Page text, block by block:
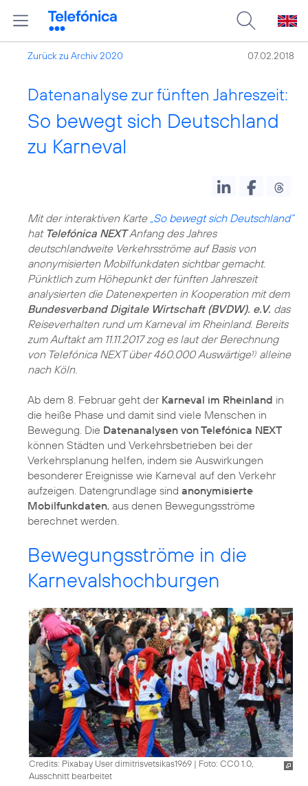
Zurück zu Archiv 2020 07.02.2018
Datenanalyse zur fünften Jahreszeit:
So bewegt sich Deutschland
zu Karneval
Mit der interaktiven Karte „So bewegt sich Deutschland“
hat Telefónica NEXTAnfang des Jahres
deutschlandweite Verkehrsströme auf Basis von
anonymisierten Mobilfunkdaten sichtbar gemacht.
Pünktlich zum Höhepunkt der fünften Jahreszeit
analysierten die Datenexperten in Kooperation mit dem
Bundesverband Digitale Wirtschaft (BVDW). e.V. das
Reiseverhalten rund um Karneval im Rheinland. Bereits
zum Auftakt am 11.11.2017 zog es laut der Berechnung
von Telefónica NEXT über 460.000 Auswärtige1) alleine
nach Köln.
Ab dem 8. Februar geht der Karneval im Rheinland in
die heiße Phase und damit sind viele Menschen in
Bewegung. Die Datenanalysen von Telefónica NEXT
können Städten und Verkehrsbetrieben bei der
Verkehrsplanung helfen, indem sie Auswirkungen
besonderer Ereignisse wie Karneval auf den Verkehr
aufzeigen. Datengrundlage sind anonymisierte
Mobilfunkdaten, aus denen Bewegungsströme
berechnet werden.
Bewegungsströme in die
Karnevalshochburgen
Credits: Pixabay User dimitrisvetsikas1969 | Foto: CC0 1.0,
Ausschnitt bearbeitet